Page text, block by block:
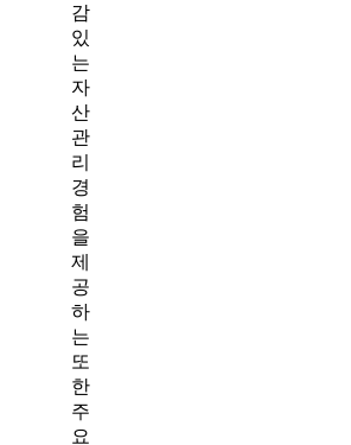
감
있
는
자
산
관
리
경
험
을
제
공
하
는
또
한
주
요